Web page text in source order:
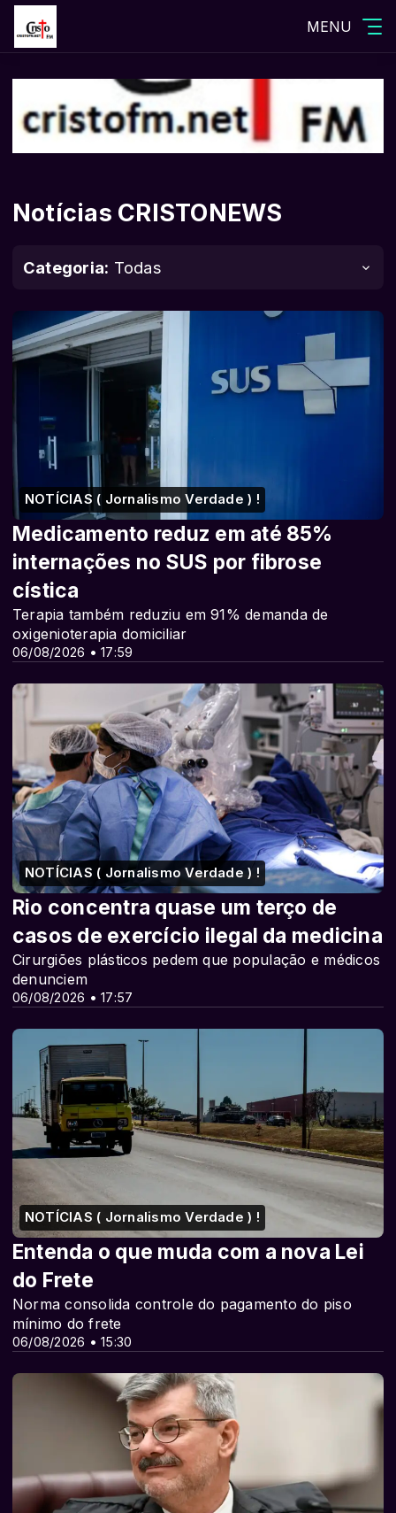
MENU
Notícias CRISTONEWS
Categoria: Todas
NOTÍCIAS ( Jornalismo Verdade ) !
06/08/2026 • 17:59
Medicamento reduz em até 85%
internações no SUS por fibrose
cística
Terapia também reduziu em 91% demanda de
oxigenioterapia domiciliar
NOTÍCIAS ( Jornalismo Verdade ) !
06/08/2026 • 17:57
Rio concentra quase um terço de
casos de exercício ilegal da medicina
Cirurgiões plásticos pedem que população e médicos
denunciem
NOTÍCIAS ( Jornalismo Verdade ) !
06/08/2026 • 15:30
Entenda o que muda com a nova Lei
do Frete
Norma consolida controle do pagamento do piso
mínimo do frete